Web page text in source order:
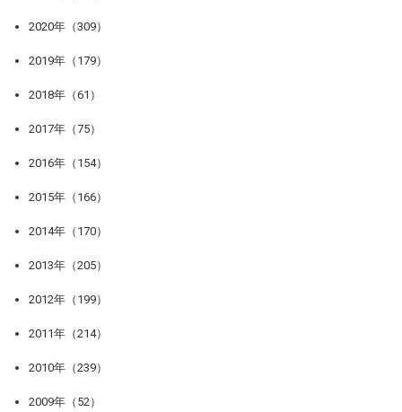
2020年（309）
2019年（179）
2018年（61）
2017年（75）
2016年（154）
2015年（166）
2014年（170）
2013年（205）
2012年（199）
2011年（214）
2010年（239）
2009年（52）